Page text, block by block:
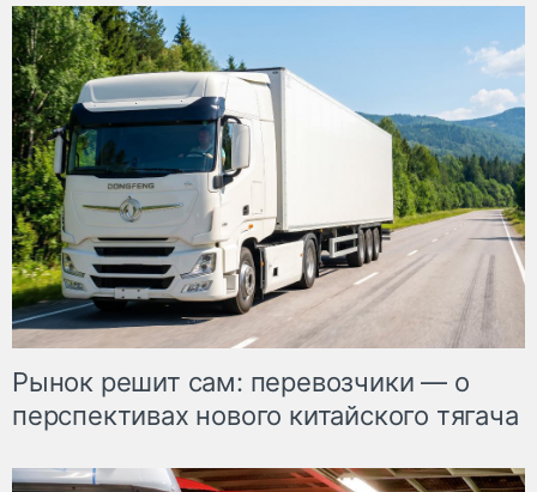
Рынок решит сам: перевозчики — о
перспективах нового китайского тягача